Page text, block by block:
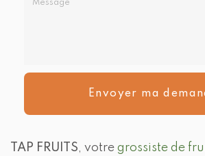
Message
*
Envoyer ma
TAP FRUITS, votre grossiste de